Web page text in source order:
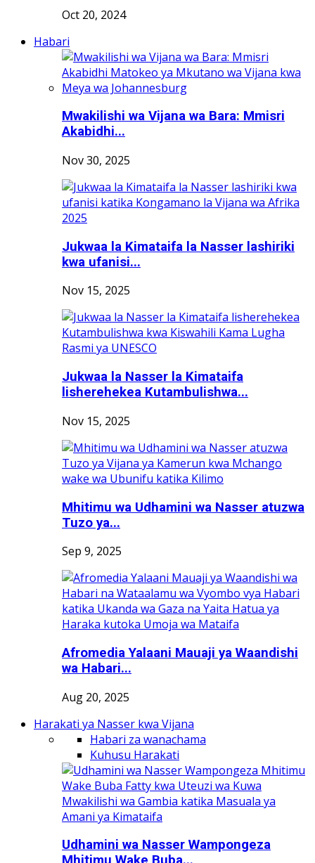
Oct 20, 2024
Habari
Mwakilishi wa Vijana wa Bara: Mmisri
Akabidhi...
Nov 30, 2025
Jukwaa la Kimataifa la Nasser lashiriki
kwa ufanisi...
Nov 15, 2025
Jukwaa la Nasser la Kimataifa
lisherehekea Kutambulishwa...
Nov 15, 2025
Mhitimu wa Udhamini wa Nasser atuzwa
Tuzo ya...
Sep 9, 2025
Afromedia Yalaani Mauaji ya Waandishi
wa Habari...
Aug 20, 2025
Harakati ya Nasser kwa Vijana
Habari za wanachama
Kuhusu Harakati
Udhamini wa Nasser Wampongeza